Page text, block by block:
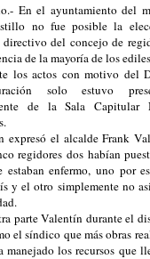
En el ayuntamiento del
no fue posible la
directivo del concejo de
de la mayoría de los
los actos con motivo del
solo estuvo
de la Sala Capitular
expresó el alcalde Frank
regidores dos habían
estaban enfermo, uno por
y el otro simplemente no
parte Valentín durante el
el síndico que más obras
manejado los recursos que